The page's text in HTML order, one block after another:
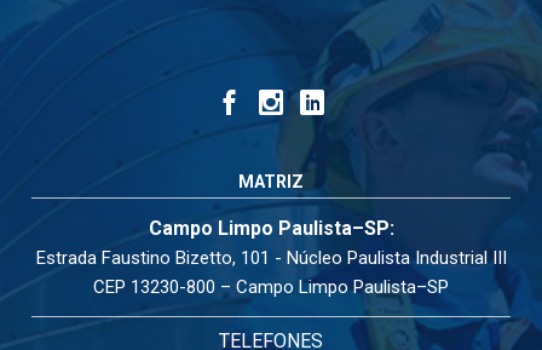
MATRIZ
Campo Limpo Paulista–SP:
Estrada Faustino Bizetto, 101 - Núcleo Paulista Industrial III
CEP 13230-800 – Campo Limpo Paulista–SP
TELEFONES